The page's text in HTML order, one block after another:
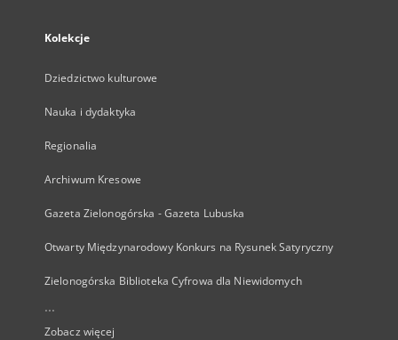
Kolekcje
Dziedzictwo kulturowe
Nauka i dydaktyka
Regionalia
Archiwum Kresowe
Gazeta Zielonogórska - Gazeta Lubuska
Otwarty Międzynarodowy Konkurs na Rysunek Satyryczny
Zielonogórska Biblioteka Cyfrowa dla Niewidomych
...
Zobacz więcej